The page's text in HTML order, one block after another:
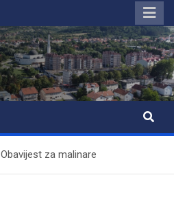
Obavijest za malinare